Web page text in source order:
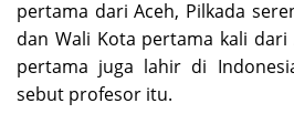
pertama dari Aceh, Pilkada
dan Wali Kota pertama kali
pertama juga lahir di
sebut profesor itu.